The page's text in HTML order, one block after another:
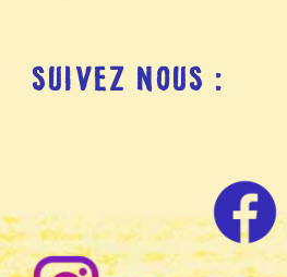
SUIVEZ NOUS :